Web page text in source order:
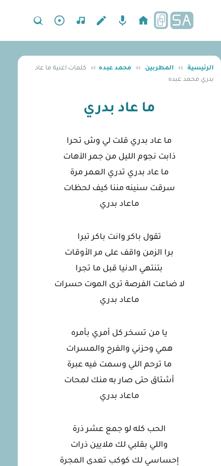
الرئيسية ›› المطربين ›› محمد عبده ››
كلمات اغنية ما عاد
بدري محمد عبده
ما عاد بدري
ما عاد بدري قلت لي وش تحرا
ذابت نجوم الليل من جمر الآهات
ما عاد بدري تدري العمر مرة
سرقت سنينه مننا كيف لحظات
ماعاد بدري
تقول باكر وانت باكر تبرا
برا الزمن واقف على مر الأوقات
بتنتهي الدنيا قبل ما تجرا
لا ضاعت الفرصة ترى الموت حسرات
ماعاد بدري
يا من تسخر كل أمري بأمره
همي وحزني والفرح والمسرات
ما ترحم اللي وسمت فيه عبرة
أشتاق حتى صار به منك لمحات
ماعاد بدري
الحب كله لو جمع عشر ذرة
واللي بقلبي لك ملايين ذرات
إحساسي لك كوكب تعدى المجرة